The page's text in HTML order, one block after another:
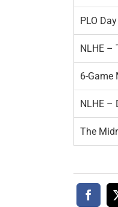
PLO Day
NLHE –
6-Game
NLHE –
The